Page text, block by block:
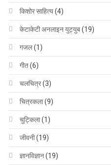
किशोर साहित्य(4)
केटाकेटी अनलाइन युट्युब(19)
गजल(1)
गीत(6)
चलचित्र(3)
चित्रकला(9)
चुट्किला(1)
जीवनी(19)
ज्ञानविज्ञान(19)